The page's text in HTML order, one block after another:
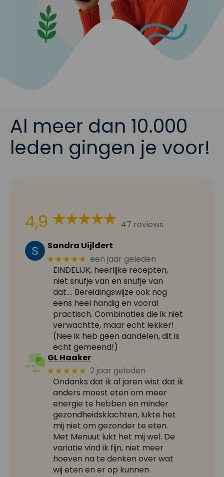
Al meer dan 10.000
leden gingen je voor!
4,9
47 reviews
Sandra Uijldert
★★★★★ een jaar geleden
EINDELIJK, heerlijke recepten,
niet snufje van en snufje van
dat.... Bereidingswijze ook nog
eens heel handig en vooral
practisch. Combinaties die ik niet
verwachtte, maar echt lekker!
(Nee ik heb geen aandelen, dit is
echt gemeend!)
GL Haaker
★★★★★ 2 jaar geleden
Ondanks dat ik al jaren wist dat ik
anders moest eten om meer
energie te hebben en minder
gezondheidsklachten, lukte het
mij niet om gezonder te eten.
Met Menuut lukt het mij wel. De
variatie vind ik fijn, niet meer
hoeven na te denken over wat
wij eten en er op kunnen